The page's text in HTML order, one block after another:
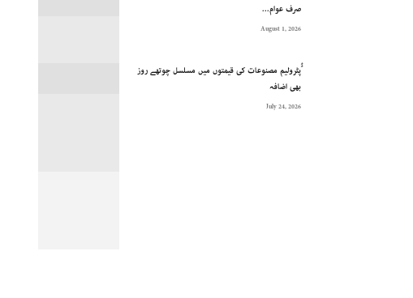
صرف عوام...
August 1, 2026
ُُپٹرولیم مصنوعات کی قیمتوں میں مسلسل چوتھے روز
بھی اضافہ
July 24, 2026